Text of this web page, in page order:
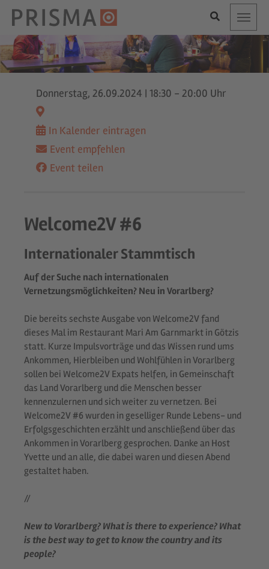
Donnerstag, 26.09.2024 | 18:30 - 20:00 Uhr
In Kalender eintragen
Event empfehlen
Event teilen
Welcome2V #6
Internationaler Stammtisch
Auf der Suche nach internationalen
Vernetzungsmöglichkeiten? Neu in Vorarlberg?
Die bereits sechste Ausgabe von Welcome2V fand
dieses Mal im Restaurant Mari Am Garnmarkt in Götzis
statt. Kurze Impulsvorträge und das Wissen rund ums
Ankommen, Hierbleiben und Wohlfühlen in Vorarlberg
sollen bei Welcome2V Expats helfen, in Gemeinschaft
das Land Vorarlberg und die Menschen besser
kennenzulernen und sich weiter zu vernetzen. Bei
Welcome2V #6 wurden in geselliger Runde Lebens- und
Erfolgsgeschichten erzählt und anschließend über das
Ankommen in Vorarlberg gesprochen. Danke an Host
Yvette und an alle, die dabei waren und diesen Abend
gestaltet haben.
//
New to Vorarlberg? What is there to experience? What
is the best way to get to know the country and its
people?